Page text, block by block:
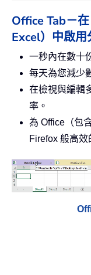
Office Tab－
Excel）中啟
一秒內在數十
每天為您減少
在檢視與編輯
率。
為 Office（包
Firefox 般高效